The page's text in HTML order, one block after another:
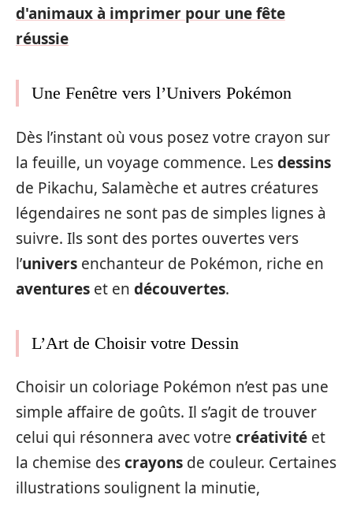
d'animaux à imprimer pour une fête
réussie
Une Fenêtre vers l’Univers Pokémon
Dès l’instant où vous posez votre crayon sur
la feuille, un voyage commence. Lesdessins
de Pikachu, Salamèche et autres créatures
légendaires ne sont pas de simples lignes à
suivre. Ils sont des portes ouvertes vers
l’univers enchanteur de Pokémon, riche en
aventures et en découvertes.
L’Art de Choisir votre Dessin
Choisir un coloriage Pokémon n’est pas une
simple affaire de goûts. Il s’agit de trouver
celui qui résonnera avec votre créativité et
la chemise descrayons de couleur. Certaines
illustrations soulignent la minutie,